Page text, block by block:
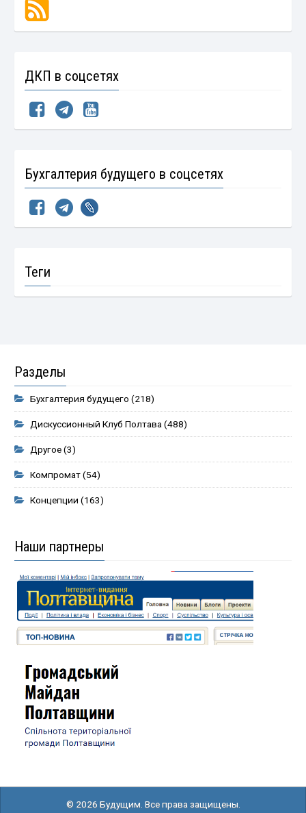
ДКП в соцсетях
Бухгалтерия будущего в соцсетях
Теги
Разделы
Бухгалтерия будущего (218)
Дискуссионный Клуб Полтава (488)
Другое(3)
Компромат(54)
Концепции (163)
Наши партнеры
© 2026 Будущим. Все права защищены.